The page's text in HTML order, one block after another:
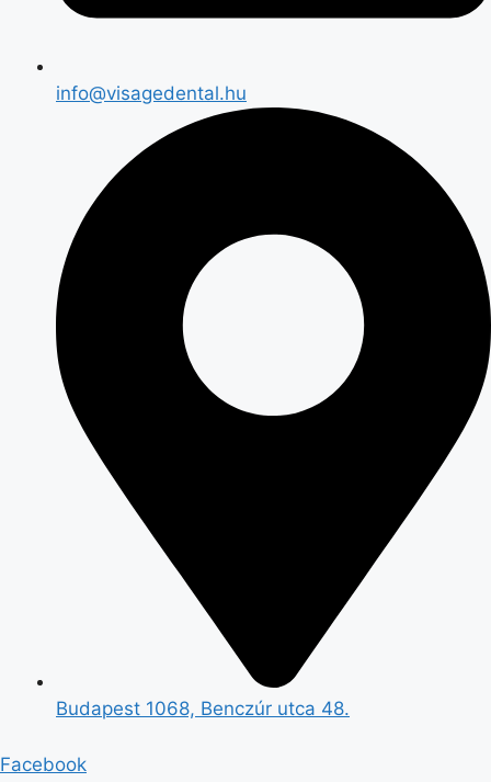
info@visagedental.hu
Budapest 1068, Benczúr utca 48.
Facebook